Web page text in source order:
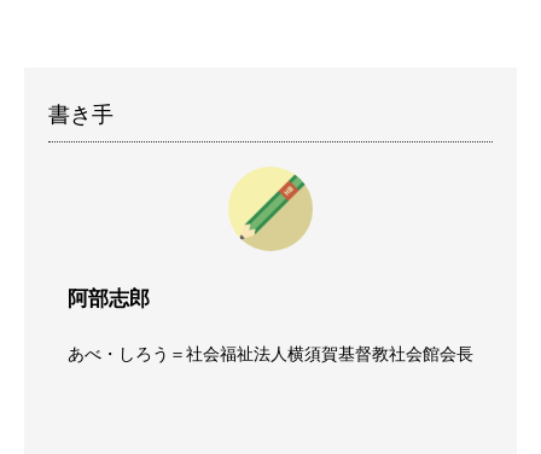
書き手
阿部志郎
あべ・しろう＝社会福祉法人横須賀基督教社会館会長